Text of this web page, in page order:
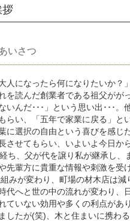
拶
いさつ
人になったら何になりたいか？
を読んだ創業者である祖父が
いんだ･･･」という思い出･･･
らい、「五年で家業に戻る」と
に選択の自由という喜びを感じ
させてもらい、いよいよ今日
ち、父が代を譲り私が継承し
先輩方に貴重な情報や刺激を受
みが変わり、町場の材木店は
代へと世の中の流れが変わり、
ていない効用や多くの利点があ
したが(笑)、木と住まいに携わ